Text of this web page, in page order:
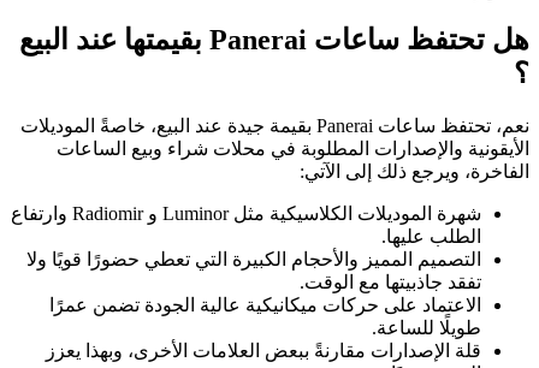
هل تحتفظ ساعات Panerai بقيمتها عند البيع
؟
نعم، تحتفظ ساعات Panerai بقيمة جيدة عند البيع، خاصةً الموديلات
الأيقونية والإصدارات المطلوبة في محلات شراء وبيع الساعات
الفاخرة، ويرجع ذلك إلى الآتي:
شهرة الموديلات الكلاسيكية مثل Luminor و Radiomir وارتفاع
الطلب عليها.
التصميم المميز والأحجام الكبيرة التي تعطي حضورًا قويًا ولا
تفقد جاذبيتها مع الوقت.
الاعتماد على حركات ميكانيكية عالية الجودة تضمن عمرًا
طويلًا للساعة.
قلة الإصدارات مقارنةً ببعض العلامات الأخرى، وبهذا يعزز